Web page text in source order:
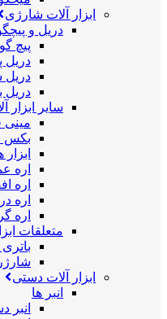
ابزار آلات شارژی
دریل و
پیچ
دریل
دریل
سایر ابزار
بکس
اره
اره
اره
اره
متعلقات
ابزار آلات دستی
انبر ها
انبر